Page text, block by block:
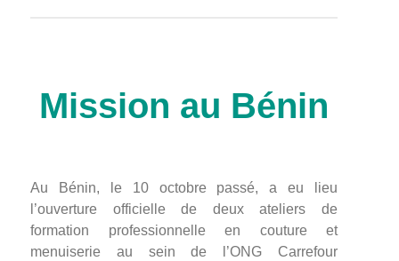
Mission au Bénin
Au Bénin, le 10 octobre passé, a eu lieu
l’ouverture officielle de deux ateliers de
formation professionnelle en couture et
menuiserie au sein de l’ONG Carrefour